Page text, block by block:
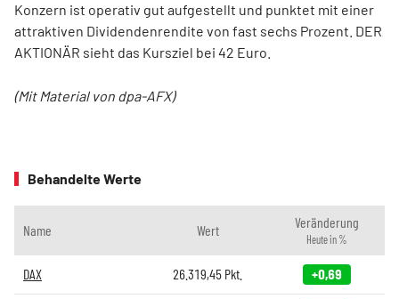
Konzern ist operativ gut aufgestellt und punktet mit einer
attraktiven Dividendenrendite von fast sechs Prozent. DER
AKTIONÄR sieht das Kursziel bei 42 Euro.
(Mit Material von dpa-AFX)
Behandelte Werte
Name Wert Veränderung
Heute in %
DAX 26.319,45 Pkt. +0,69